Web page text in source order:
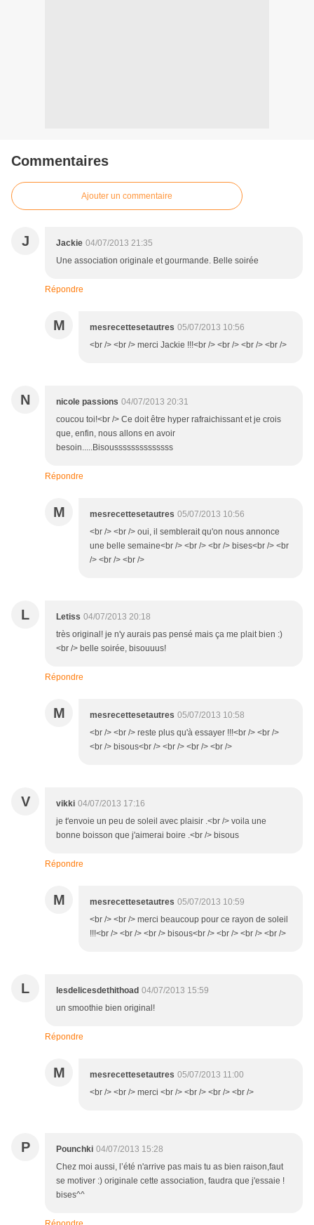
Commentaires
Ajouter un commentaire
J Jackie 04/07/2013 21:35
Une association originale et gourmande. Belle soirée
Répondre
M mesrecettesetautres 05/07/2013 10:56
<br /> <br /> merci Jackie !!!<br /> <br /> <br /> <br />
N nicole passions 04/07/2013 20:31
coucou toi!<br /> Ce doit être hyper rafraichissant et je crois
que, enfin, nous allons en avoir
besoin.....Bisoussssssssssssss
Répondre
M mesrecettesetautres 05/07/2013 10:56
<br /> <br /> oui, il semblerait qu'on nous annonce
une belle semaine<br /> <br /> <br /> bises<br /> <br
/> <br /> <br />
L Letiss 04/07/2013 20:18
très original! je n'y aurais pas pensé mais ça me plait bien :)
<br /> belle soirée, bisouuus!
Répondre
M mesrecettesetautres 05/07/2013 10:58
<br /> <br /> reste plus qu'à essayer !!!<br /> <br />
<br /> bisous<br /> <br /> <br /> <br />
V vikki 04/07/2013 17:16
je t'envoie un peu de soleil avec plaisir .<br /> voila une
bonne boisson que j'aimerai boire .<br /> bisous
Répondre
M mesrecettesetautres 05/07/2013 10:59
<br /> <br /> merci beaucoup pour ce rayon de soleil
!!!<br /> <br /> <br /> bisous<br /> <br /> <br /> <br />
L lesdelicesdethithoad 04/07/2013 15:59
un smoothie bien original!
Répondre
M mesrecettesetautres 05/07/2013 11:00
<br /> <br /> merci <br /> <br /> <br /> <br />
P Pounchki 04/07/2013 15:28
Chez moi aussi, l’été n'arrive pas mais tu as bien raison,faut
se motiver :) originale cette association, faudra que j'essaie !
bises^^